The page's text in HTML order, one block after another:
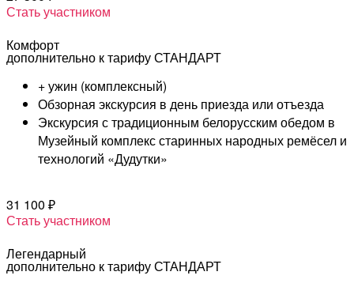
Стать участником
Комфорт
дополнительно к тарифу СТАНДАРТ
+ ужин (комплексный)
Обзорная экскурсия в день приезда или отъезда
Экскурсия с традиционным белорусским обедом в
Музейный комплекс старинных народных ремёсел и
технологий «Дудутки»
31 100 ₽
Стать участником
Легендарный
дополнительно к тарифу СТАНДАРТ